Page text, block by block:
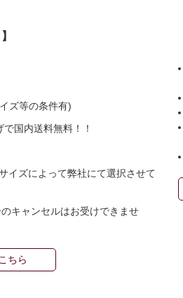
ズ等の条件有)
国内送料無料！！
イズによって弊社にて選択させて
キャンセルはお受けできませ
ちら